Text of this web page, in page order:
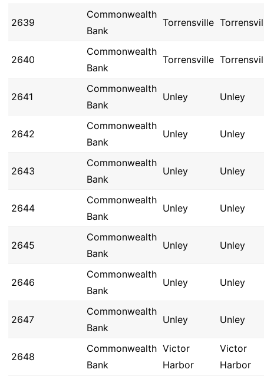
2639
Commonwealth
Bank
Torrensville
2640
Commonwealth
Bank
Torrensville
2641
Commonwealth
Bank
Unley Unley
2642
Commonwealth
Bank
Unley Unley
2643
Commonwealth
Bank
Unley Unley
2644
Commonwealth
Bank
Unley Unley
2645
Commonwealth
Bank
Unley Unley
2646
Commonwealth
Bank
Unley Unley
2647
Commonwealth
Bank
Unley Unley
2648
Commonwealth
Bank
Victor
Harbor
Victor
Harbor